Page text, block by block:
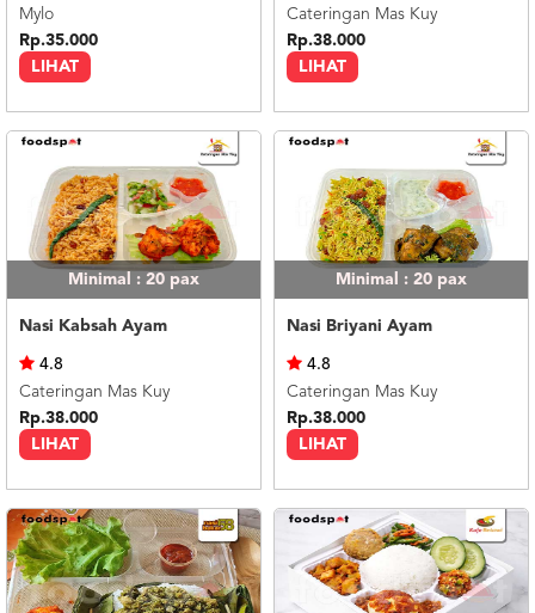
LIHAT
Mylo
Rp.35.000
LIHAT
Cateringan Mas Kuy
Rp.38.000
Minimal : 20 pax
Nasi Kabsah Ayam
LIHAT
4.8
Cateringan Mas Kuy
Rp.38.000
Minimal : 20 pax
Nasi Briyani Ayam
LIHAT
4.8
Cateringan Mas Kuy
Rp.38.000